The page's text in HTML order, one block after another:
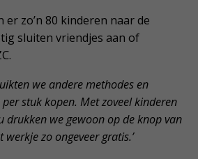
er zo’n 80 kinderen naar de
sluiten vriendjes aan of
we andere methodes en
stuk kopen. Met zoveel kinderen
drukken we gewoon op de knop van
zo ongeveer gratis.’